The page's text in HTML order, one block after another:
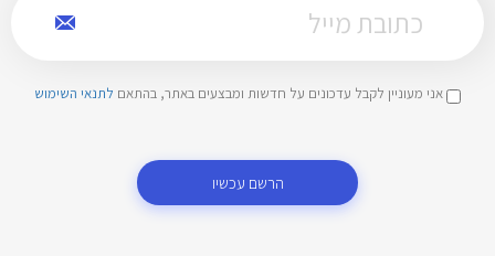
אני מעוניין לקבל עדכונים על חדשות ומבצעים באתר, בהתאם לתנאי השימוש
הרשם עכשיו